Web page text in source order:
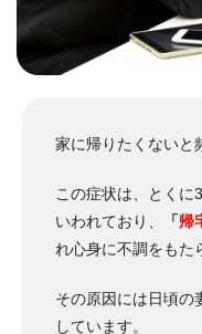
家に帰りたくないと
この症状は、とくに
いわれており、
「帰
れ心身に不調をもた
その原因には日頃の
しています。